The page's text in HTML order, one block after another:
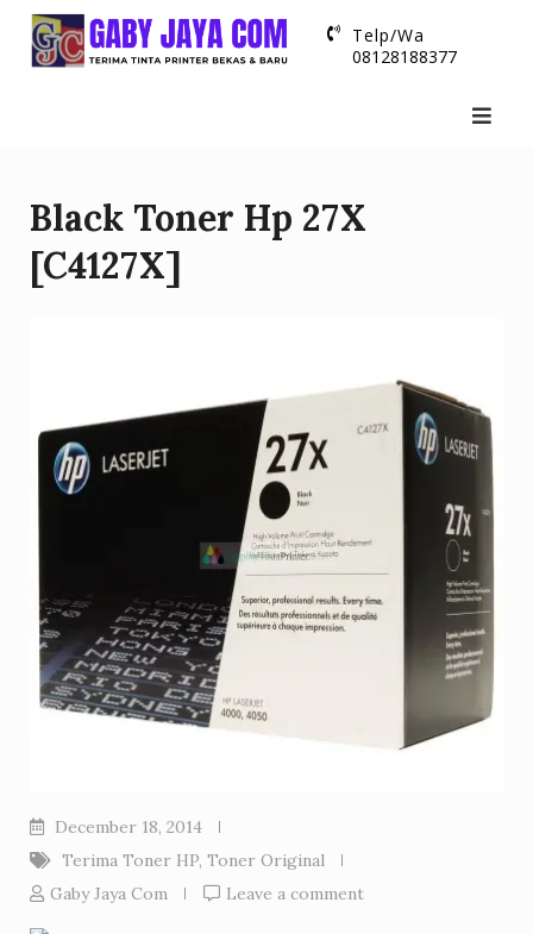
Skip
Telp/Wa
08128188377
Black Toner Hp 27X
[C4127X]
December 18, 2014
Terima Toner HP, Toner Original
Gaby Jaya Com
Leave a comment